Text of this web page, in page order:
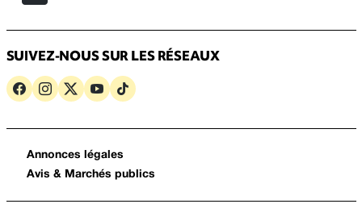
SUIVEZ-NOUS SUR LES RÉSEAUX
Annonces légales
Avis & Marchés publics